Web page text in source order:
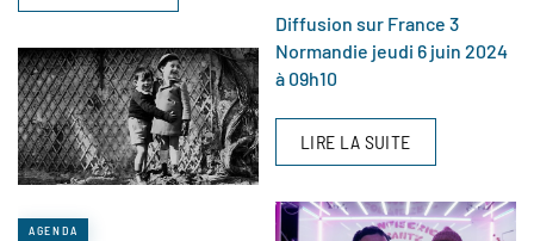
AGENDA
Diffusion sur France 3
Normandie jeudi 6 juin 2024
à 09h10
LIRE LA SUITE